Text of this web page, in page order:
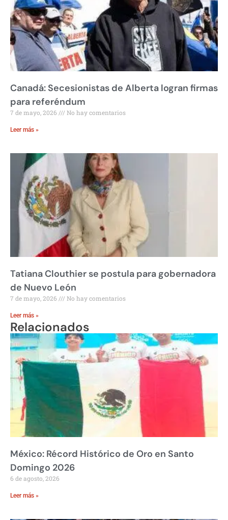
Canadá: Secesionistas de Alberta logran firmas
para referéndum
7 de mayo, 2026 No hay comentarios
Leer más »
Tatiana Clouthier se postula para gobernadora
de Nuevo León
7 de mayo, 2026 No hay comentarios
Leer más »
Relacionados
México: Récord Histórico de Oro en Santo
Domingo 2026
6 de agosto, 2026
Leer más »